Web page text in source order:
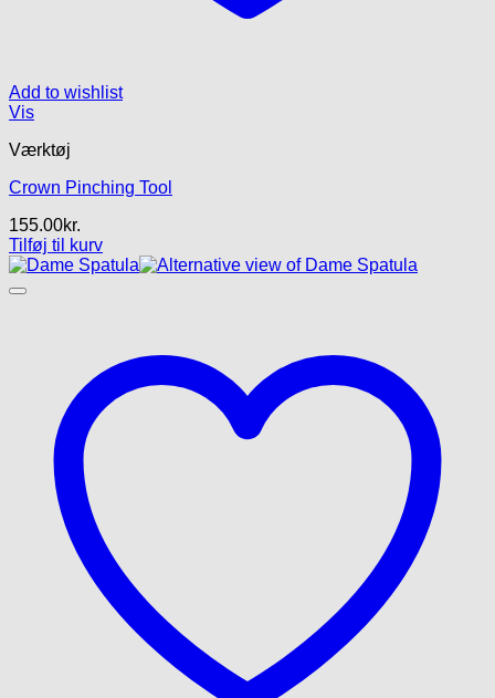
Add to wishlist
Vis
Værktøj
Crown Pinching Tool
155.00kr.
Tilføj til kurv